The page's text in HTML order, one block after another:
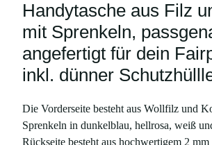
s
F
l
z
n
d
Handytasche aus Filz
mit Sprenkeln,
angefertigt für dein
inkl. dünner
Die Vorderseite besteht aus Wollfilz und
Sprenkeln in dunkelblau, hellrosa, weiß
Rückseite besteht aus hochwertigem 2